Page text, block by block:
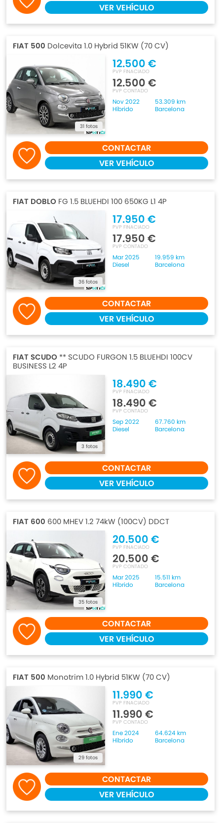
VER VEHÍCULO
FIAT 500 Dolcevita 1.0 Hybrid 51KW (70 CV)
31 fotos
12.500 €
PVP FINACIADO
12.500 €
PVP CONTADO
Nov 2022
53.309 km
Híbrido
Barcelona
CONTACTAR
VER VEHÍCULO
FIAT DOBLO FG 1.5 BLUEHDI 100 650KG L1 4P
36 fotos
17.950 €
PVP FINACIADO
17.950 €
PVP CONTADO
Mar 2025
19.959 km
Diesel
Barcelona
CONTACTAR
VER VEHÍCULO
FIAT SCUDO ** SCUDO FURGON 1.5 BLUEHDI 100CV
BUSINESS L2 4P
3 fotos
18.490 €
PVP FINACIADO
18.490 €
PVP CONTADO
Sep 2022
67.760 km
Diesel
Barcelona
CONTACTAR
VER VEHÍCULO
FIAT 600 600 MHEV 1.2 74kW (100CV) DDCT
35 fotos
20.500 €
PVP FINACIADO
20.500 €
PVP CONTADO
Mar 2025
15.511 km
Híbrido
Barcelona
CONTACTAR
VER VEHÍCULO
FIAT 500 Monotrim 1.0 Hybrid 51KW (70 CV)
29 fotos
11.990 €
PVP FINACIADO
11.990 €
PVP CONTADO
Ene 2024
64.624 km
Híbrido
Barcelona
CONTACTAR
VER VEHÍCULO